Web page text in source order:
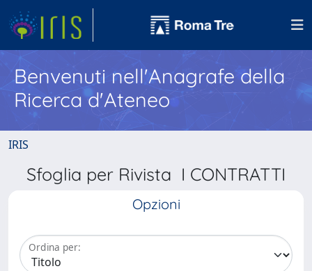
Benvenuti nell'Anagrafe della
Ricerca d'Ateneo
IRIS
Sfoglia per Rivista I CONTRATTI
Opzioni
Ordina per: